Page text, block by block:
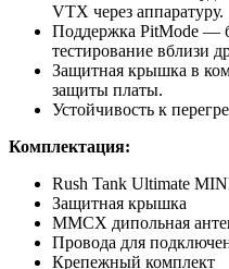
VTX через аппаратуру.
Поддержка PitMode —
тестирование вблизи
Защитная крышка в
защиты платы.
Устойчивость к
Комплектация:
Rush Tank Ultimate
Защитная крышка
MMCX дипольная
Провода для
Крепежный комплект